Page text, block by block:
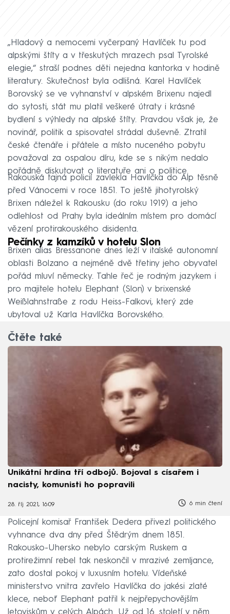
„Hladový a nemocemi vyčerpaný Havlíček tu pod
alpskými štíty a v třeskutých mrazech psal Tyrolské
elegie,“ straší podnes děti nejedna kantorka v hodině
literatury. Skutečnost byla odlišná. Karel Havlíček
Borovský se ve vyhnanství v alpském Brixenu najedl
do sytosti, stát mu platil veškeré útraty i krásné
bydlení s výhledy na alpské štíty. Pravdou však je, že
novinář, politik a spisovatel strádal duševně. Ztratil
české čtenáře i přátele a místo nuceného pobytu
považoval za ospalou díru, kde se s nikým nedalo
pořádně diskutovat o literatuře ani o politice.
Rakouská tajná policií zavlekla Havlíčka do Alp těsně
před Vánocemi v roce 1851. To ještě jihotyrolský
Brixen náležel k Rakousku (do roku 1919) a jeho
odlehlost od Prahy byla ideálním místem pro domácí
vězení protirakouského disidenta.
Pečínky z kamzíků v hotelu Slon
Brixen alias Bressanone dnes leží v italské autonomní
oblasti Bolzano a nejméně dvě třetiny jeho obyvatel
pořád mluví německy. Tahle řeč je rodným jazykem i
pro majitele hotelu Elephant (Slon) v brixenské
Weißlahnstraße z rodu Heiss-Falkovi, který zde
ubytoval už Karla Havlíčka Borovského.
Čtěte také
Unikátní hrdina tří odbojů. Bojoval s císařem i
nacisty, komunisti ho popravili
28. říj 2021, 16:09 6 min čtení
Policejní komisař František Dedera přivezl politického
vyhnance dva dny před Štědrým dnem 1851.
Rakousko-Uhersko nebylo carským Ruskem a
protirežimní rebel tak neskončil v mrazivé zemljance,
zato dostal pokoj v luxusním hotelu. Vídeňské
ministerstvo vnitra zavřelo Havlíčka do jakési zlaté
klece, neboť Elephant patřil k nejpřepychovějším
letoviskům v celých Alpách. Už od 16. století v něm